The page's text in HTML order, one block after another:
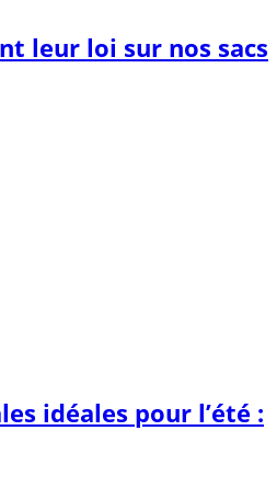
leur loi sur nos sacs
idéales pour l’été :